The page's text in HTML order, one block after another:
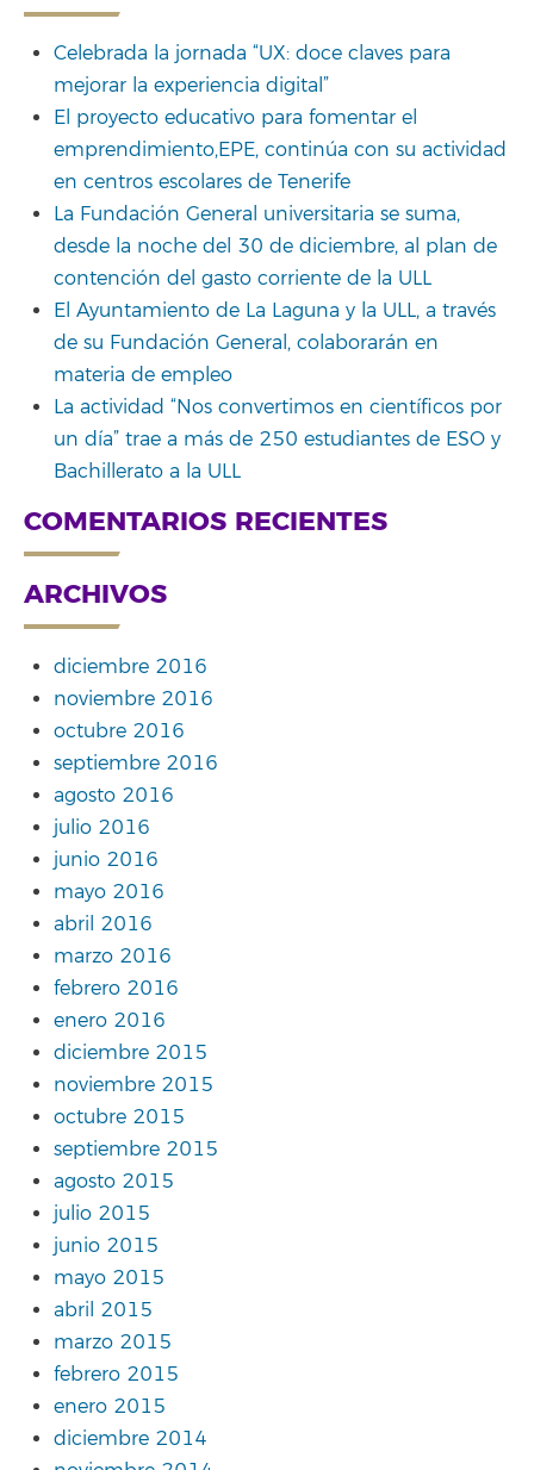
Celebrada la jornada “UX: doce claves para
mejorar la experiencia digital”
El proyecto educativo para fomentar el
emprendimiento,EPE, continúa con su actividad
en centros escolares de Tenerife
La Fundación General universitaria se suma,
desde la noche del 30 de diciembre, al plan de
contención del gasto corriente de la ULL
El Ayuntamiento de La Laguna y la ULL, a través
de su Fundación General, colaborarán en
materia de empleo
La actividad “Nos convertimos en científicos por
un día” trae a más de 250 estudiantes de ESO y
Bachillerato a la ULL
COMENTARIOS RECIENTES
ARCHIVOS
diciembre 2016
noviembre 2016
octubre 2016
septiembre 2016
agosto 2016
julio 2016
junio 2016
mayo 2016
abril 2016
marzo 2016
febrero 2016
enero 2016
diciembre 2015
noviembre 2015
octubre 2015
septiembre 2015
agosto 2015
julio 2015
junio 2015
mayo 2015
abril 2015
marzo 2015
febrero 2015
enero 2015
diciembre 2014